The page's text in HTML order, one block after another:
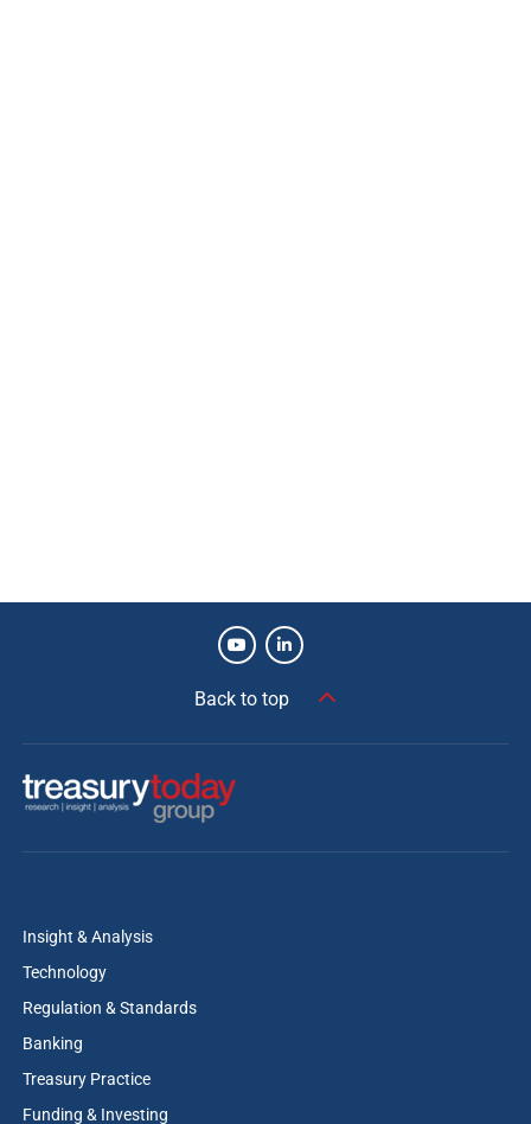
Back to top
Insight & Analysis
Technology
Regulation & Standards
Banking
Treasury Practice
Funding & Investing